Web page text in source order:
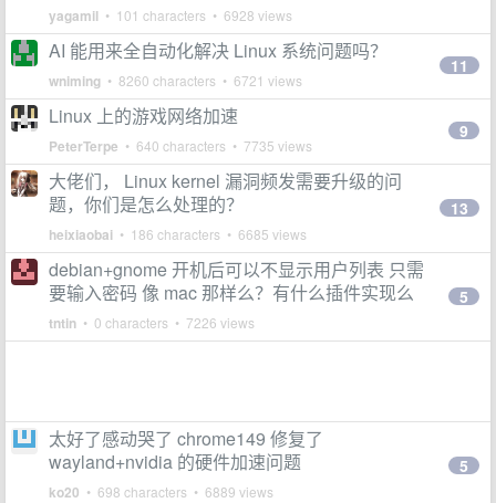
yagamil • 101 characters • 6928 views
AI 能用来全自动化解决 Linux 系统问题吗？
wniming • 8260 characters • 6721 views
11
Linux 上的游戏网络加速
PeterTerpe • 640 characters • 7735 views
9
大佬们， Linux kernel 漏洞频发需要升级的问
题，你们是怎么处理的？
heixiaobai • 186 characters • 6685 views
13
debian+gnome 开机后可以不显示用户列表 只需
要输入密码 像 mac 那样么？有什么插件实现么
tntin • 0 characters • 7226 views
5
太好了感动哭了 chrome149 修复了
wayland+nvidia 的硬件加速问题
ko20 • 698 characters • 6889 views
5